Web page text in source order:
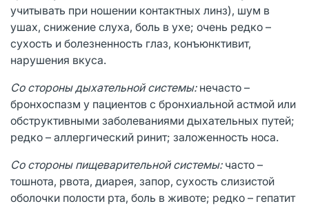
учитывать при ношении контактных линз), шум в
ушах, снижение слуха, боль в ухе; очень редко –
сухость и болезненность глаз, конъюнктивит,
нарушения вкуса.
Со стороны дыхательной системы:нечасто –
бронхоспазм у пациентов с бронхиальной астмой или
обструктивными заболеваниями дыхательных путей;
редко – аллергический ринит; заложенность носа.
Со стороны пищеварительной системы:часто –
тошнота, рвота, диарея, запор, сухость слизистой
оболочки полости рта, боль в животе; редко – гепатит